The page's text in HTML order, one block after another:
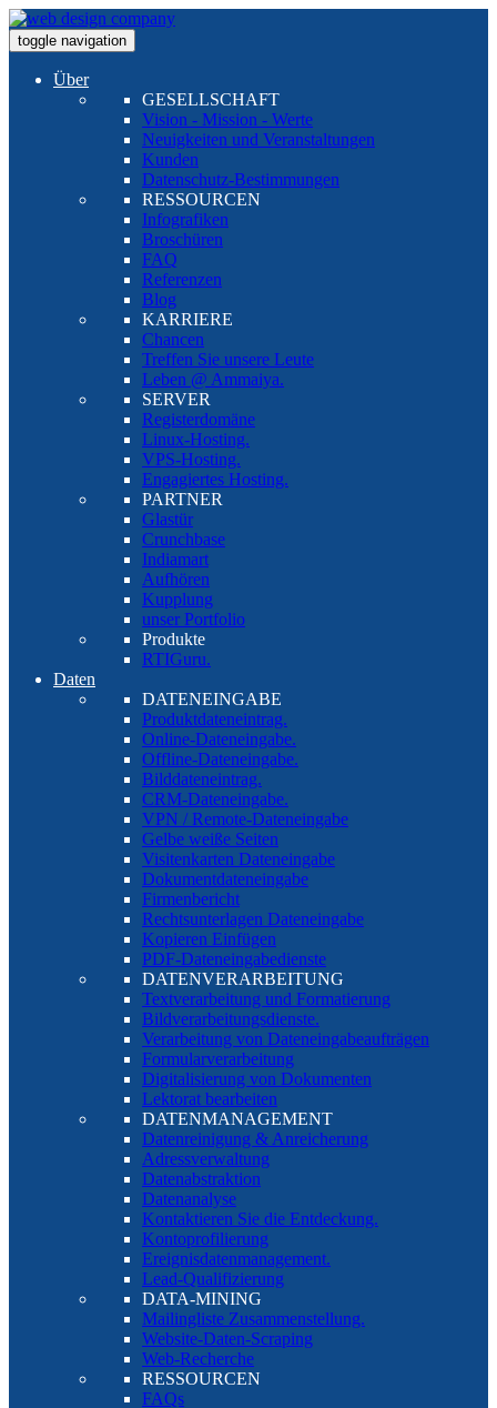
toggle navigation
Über
GESELLSCHAFT
Vision - Mission - Werte
Neuigkeiten und Veranstaltungen
Kunden
Datenschutz-Bestimmungen
RESSOURCEN
Infografiken
Broschüren
FAQ
Referenzen
Blog
KARRIERE
Chancen
Treffen Sie unsere Leute
Leben @ Ammaiya.
SERVER
Registerdomäne
Linux-Hosting.
VPS-Hosting.
Engagiertes Hosting.
PARTNER
Glastür
Crunchbase
Indiamart
Aufhören
Kupplung
unser Portfolio
Produkte
RTIGuru.
Daten
DATENEINGABE
Produktdateneintrag.
Online-Dateneingabe.
Offline-Dateneingabe.
Bilddateneintrag.
CRM-Dateneingabe.
VPN / Remote-Dateneingabe
Gelbe weiße Seiten
Visitenkarten Dateneingabe
Dokumentdateneingabe
Firmenbericht
Rechtsunterlagen Dateneingabe
Kopieren Einfügen
PDF-Dateneingabedienste
DATENVERARBEITUNG
Textverarbeitung und Formatierung
Bildverarbeitungsdienste.
Verarbeitung von Dateneingabeaufträgen
Formularverarbeitung
Digitalisierung von Dokumenten
Lektorat bearbeiten
DATENMANAGEMENT
Datenreinigung & Anreicherung
Adressverwaltung
Datenabstraktion
Datenanalyse
Kontaktieren Sie die Entdeckung.
Kontoprofilierung
Ereignisdatenmanagement.
Lead-Qualifizierung
DATA-MINING
Mailingliste Zusammenstellung.
Website-Daten-Scraping
Web-Recherche
RESSOURCEN
FAQs